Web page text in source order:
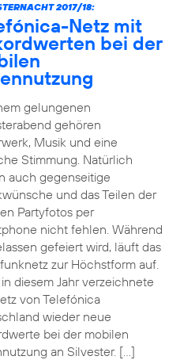
2017/18:
Netz mit
bei der
gelungenen
gehören
Musik und eine
Stimmung. Natürlich
auch gegenseitige
und das Teilen der
Partyfotos per
nicht fehlen. Während
gefeiert wird, läuft das
zur Höchstform auf.
diesem Jahr verzeichnete
von Telefónica
wieder neue
bei der mobilen
an Silvester. […]